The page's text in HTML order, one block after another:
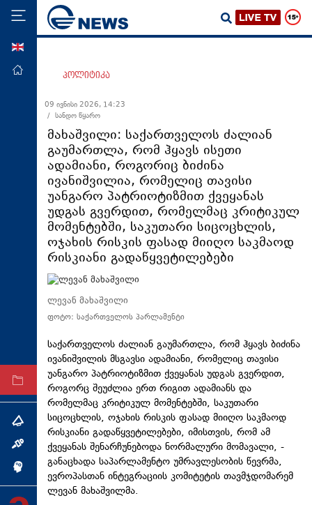
მთავარი
ეკონომიკა
მსოფლიო
ჯანდაცვა
საზოგადოება
სამართალი
თავდაცვა
რეგიონი
კულტურა
სპორტი
ტაბლოიდი
არქივი
თემა
ინტერვიუ
ინქვიზიცია
პოლიტიკა
09 ივნისი 2026, 14:23
/ სანდო წყარო
მახაშვილი: საქართველოს ძალიან
გაუმართლა, რომ ჰყავს ისეთი
ადამიანი, როგორიც ბიძინა
ივანიშვილია, რომელიც თავისი
უანგარო პატრიოტიზმით ქვეყანას
უდგას გვერდით, რომელმაც კრიტიკულ
მომენტებში, საკუთარი სიცოცხლის,
ოჯახის რისკის ფასად მიიღო საკმაოდ
რისკიანი გადაწყვეტილებები
ლევან მახაშვილი
ფოტო: საქართველოს პარლამენტი
საქართველოს ძალიან გაუმართლა, რომ ჰყავს ბიძინა
ივანიშვილის მსგავსი ადამიანი, რომელიც თავისი
უანგარო პატრიოტიზმით ქვეყანას უდგას გვერდით,
როგორც შეუძლია ერთ რიგით ადამიანს და
რომელმაც კრიტიკულ მომენტებში, საკუთარი
სიცოცხლის, ოჯახის რისკის ფასად მიიღო საკმაოდ
რისკიანი გადაწყვეტილებები, იმისთვის, რომ ამ
ქვეყანას შენარჩუნებოდა ნორმალური მომავალი, -
განაცხადა საპარლამენტო უმრავლესობის წევრმა,
ევროპასთან ინტეგრაციის კომიტეტის თავმჯდომარემ
ლევან მახაშვილმა.